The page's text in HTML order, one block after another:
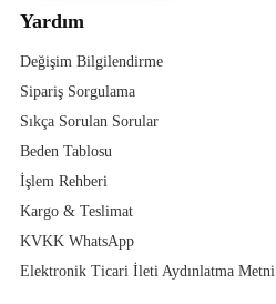
Yardım
Değişim Bilgilendirme
Sipariş Sorgulama
Sıkça Sorulan Sorular
Beden Tablosu
İşlem Rehberi
Kargo & Teslimat
KVKK WhatsApp
Elektronik Ticari İleti Aydınlatma Metni